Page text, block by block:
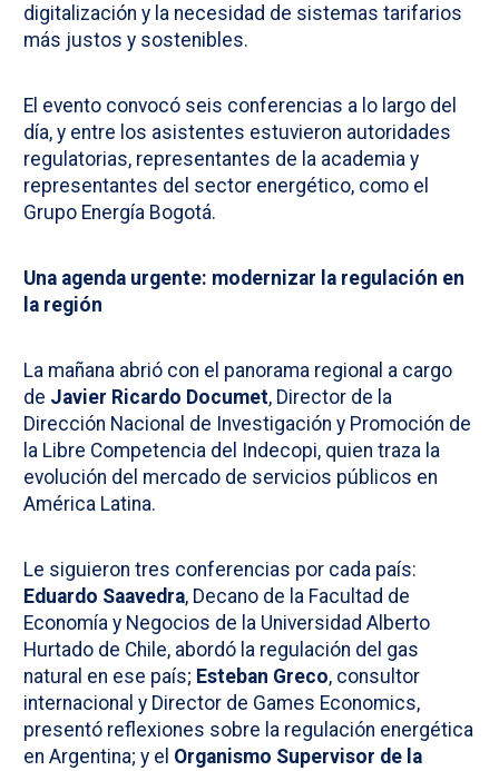
digitalización y la necesidad de sistemas tarifarios
más justos y sostenibles.
El evento convocó seis conferencias a lo largo del
día, y entre los asistentes estuvieron autoridades
regulatorias, representantes de la academia y
representantes del sector energético, como el
Grupo Energía Bogotá.
Una agenda urgente: modernizar la regulación en
la región
La mañana abrió con el panorama regional a cargo
de Javier Ricardo Documet, Director de la
Dirección Nacional de Investigación y Promoción de
la Libre Competencia del Indecopi, quien traza la
evolución del mercado de servicios públicos en
América Latina.
Le siguieron tres conferencias por cada país:
Eduardo Saavedra, Decano de la Facultad de
Economía y Negocios de la Universidad Alberto
Hurtado de Chile, abordó la regulación del gas
natural en ese país; Esteban Greco, consultor
internacional y Director de Games Economics,
presentó reflexiones sobre la regulación energética
en Argentina; y el Organismo Supervisor de la